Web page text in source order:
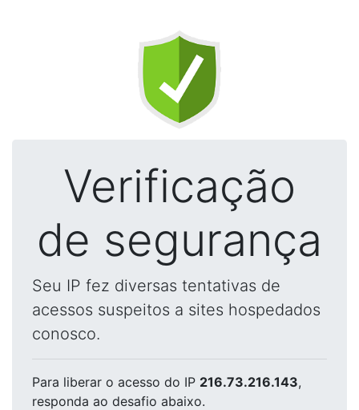
Verificação
de segurança
Seu IP fez diversas tentativas de
acessos suspeitos a sites hospedados
conosco.
Para liberar o acesso do IP 216.73.216.143,
responda ao desafio abaixo.